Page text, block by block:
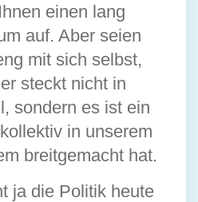
einen lang
auf. Aber seien
mit sich selbst,
steckt nicht in
sondern es ist ein
in unserem
breitgemacht hat.
ja die Politik heute